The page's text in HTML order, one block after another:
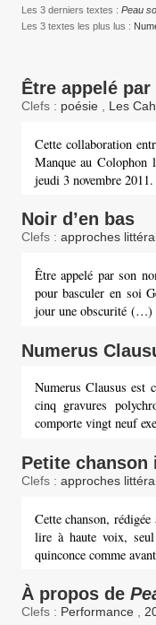
Les 3 derniers textes : Peau
Les 3 textes les plus lus :
Être appelé
Clefs : poésie Les
Cette collaboration
Manque au Colophon
jeudi 3 novembre
Noir d’en bas
Clefs : approches
Être appelé par son
pour basculer en soi
jour une obscurité (…)
Numerus
Numerus Clausus est
cinq gravures
comporte vingt neuf
Petite chanson
Clefs : approches
Cette chanson,
lire à haute voix,
quinconce comme
À propos de
Clefs : Performance ,